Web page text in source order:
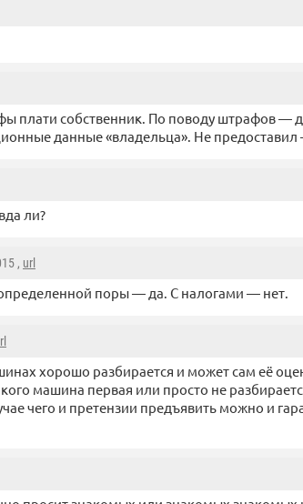
плати собственник. По поводу штрафов —
данные «владельца». Не
ли?
, url
поры — да. C налогами — нет.
хорошо разбирается и может сам её
машина первая или просто не
чего и претензии предъявить можно и